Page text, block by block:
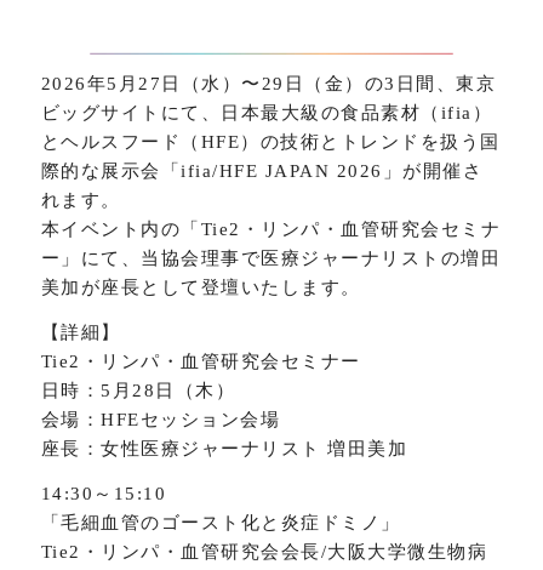
2026年5月27日（水）〜29日（金）の3日間、東京
ビッグサイトにて、日本最大級の食品素材（ifia）
とヘルスフード（HFE）の技術とトレンドを扱う国
際的な展示会「ifia/HFE JAPAN 2026」が開催さ
れます。
本イベント内の「Tie2・リンパ・血管研究会セミナ
ー」にて、当協会理事で医療ジャーナリストの増田
美加が座長として登壇いたします。
【詳細】
Tie2・リンパ・血管研究会セミナー
日時：5月28日（木）
会場：HFEセッション会場
座長：女性医療ジャーナリスト 増田美加
14:30～15:10
「毛細血管のゴースト化と炎症ドミノ」
Tie2・リンパ・血管研究会会長/大阪大学微生物病